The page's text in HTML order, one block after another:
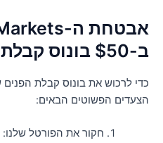
קבלת פנים:
הפשוטים הבאים:
חקור את הפורטל שלנו: